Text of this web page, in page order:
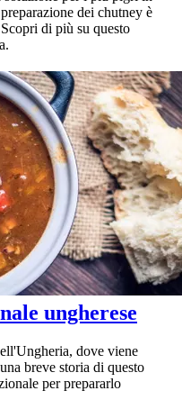
dei chutney è
di più su questo
ungherese
dove viene
breve storia di questo
per prepararlo